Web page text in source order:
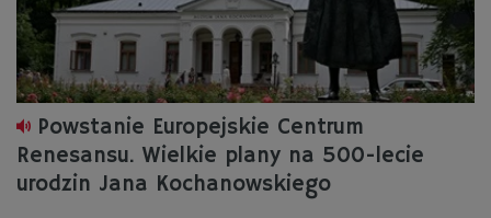
Powstanie Europejskie Centrum
Renesansu. Wielkie plany na 500-lecie
urodzin Jana Kochanowskiego